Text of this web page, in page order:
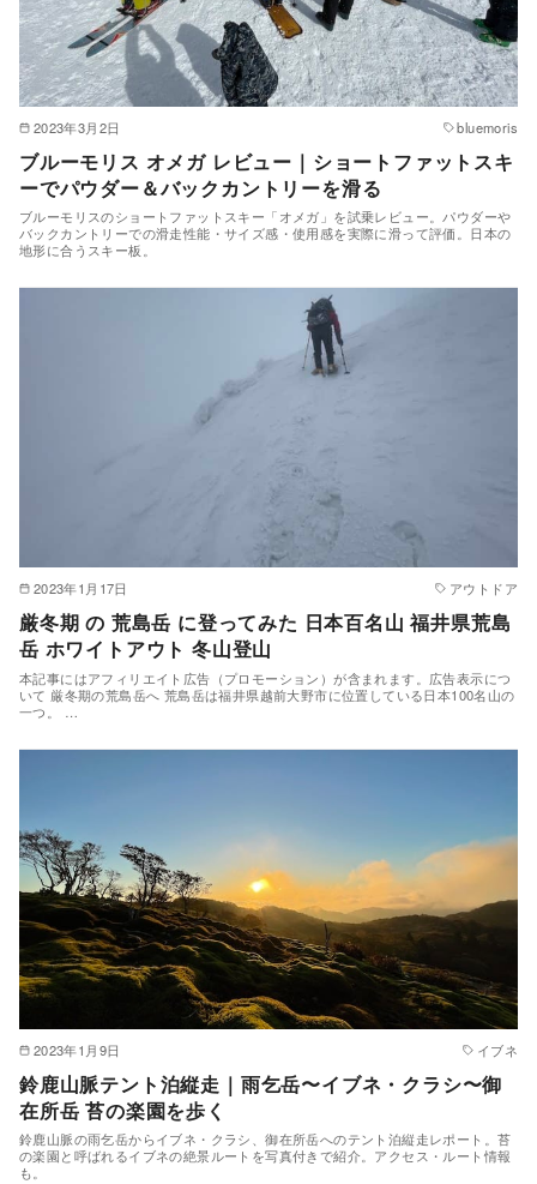
2023年3月2日 bluemoris
ブルーモリス オメガ レビュー｜ショートファットスキ
ーでパウダー＆バックカントリーを滑る
ブルーモリスのショートファットスキー「オメガ」を試乗レビュー。パウダーや
バックカントリーでの滑走性能・サイズ感・使用感を実際に滑って評価。日本の
地形に合うスキー板。
2023年1月17日 アウトドア
厳冬期 の 荒島岳 に登ってみた 日本百名山 福井県荒島
岳 ホワイトアウト 冬山登山
本記事にはアフィリエイト広告（プロモーション）が含まれます。広告表示につ
いて 厳冬期の荒島岳へ 荒島岳は福井県越前大野市に位置している日本100名山の
一つ。 …
2023年1月9日 イブネ
鈴鹿山脈テント泊縦走｜雨乞岳〜イブネ・クラシ〜御
在所岳 苔の楽園を歩く
鈴鹿山脈の雨乞岳からイブネ・クラシ、御在所岳へのテント泊縦走レポート。苔
の楽園と呼ばれるイブネの絶景ルートを写真付きで紹介。アクセス・ルート情報
も。